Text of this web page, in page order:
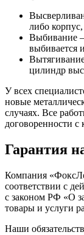
либо
Выбивание
выбивается
цилиндр
У всех
новые
случаях. Все
договоренности с
Гарантия
Компания
соответствии с
с законом РФ «О
товары и услуги
Наши